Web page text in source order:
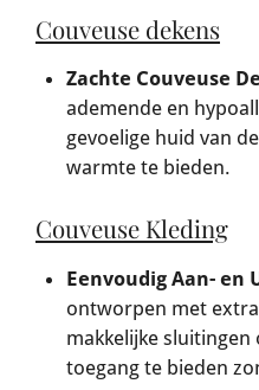
Couveuse dekens
Zachte Couveuse
ademende en
gevoelige huid van
warmte te bieden.
Couveuse Kleding
Eenvoudig Aan- en
ontworpen met
makkelijke sluitingen
toegang te bieden